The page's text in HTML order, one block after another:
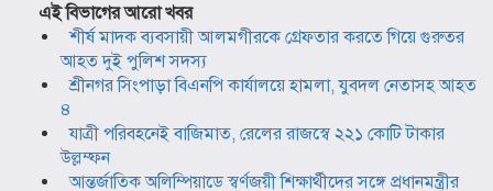
এই বিভাগের আরো খবর
শীর্ষ মাদক ব্যবসায়ী আলমগীরকে গ্রেফতার করতে গিয়ে গুরুতর
আহত দুই পুলিশ সদস্য
শ্রীনগর সিংপাড়া বিএনপি কার্যালয়ে হামলা, যুবদল নেতাসহ আহত
৪
যাত্রী পরিবহনেই বাজিমাত, রেলের রাজস্বে ২২১ কোটি টাকার
উল্লম্ফন
আন্তর্জাতিক অলিম্পিয়াডে স্বর্ণজয়ী শিক্ষার্থীদের সঙ্গে প্রধানমন্ত্রীর